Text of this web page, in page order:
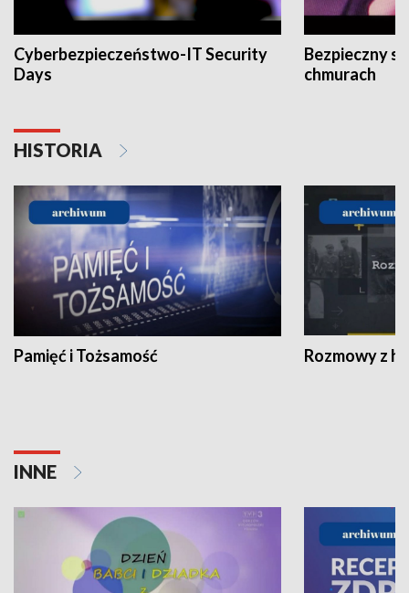
Cyberbezpieczeństwo-IT Security
Days
Bezpieczny
chmurach
HISTORIA
Pamięć i Tożsamość Rozmowy z
INNE